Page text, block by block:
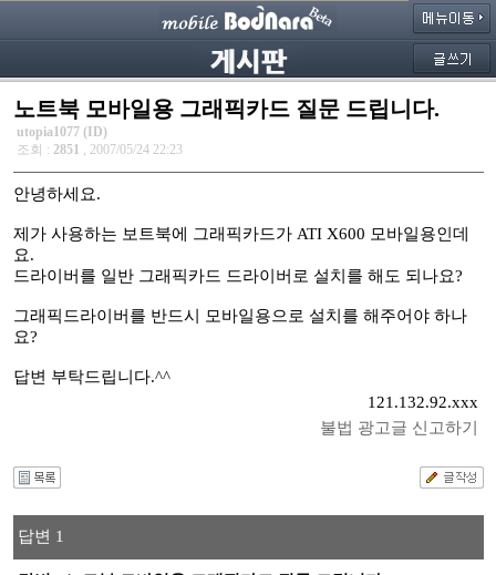
노트북 모바일용 그래픽카드 질문 드립니다.
utopia1077 (ID)
조회 : 2851 , 2007/05/24 22:23
안녕하세요.
제가 사용하는 보트북에 그래픽카드가 ATI X600 모바일용인데
요.
드라이버를 일반 그래픽카드 드라이버로 설치를 해도 되나요?
그래픽드라이버를 반드시 모바일용으로 설치를 해주어야 하나
요?
답변 부탁드립니다.^^
121.132.92.xxx
불법 광고글 신고하기
답변 1